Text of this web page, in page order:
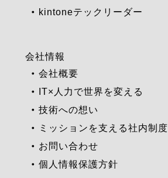
kintoneテックリーダー
会社情報
会社概要
IT×人力で世界を変える
技術への想い
ミッションを支える社内制度
お問い合わせ
個人情報保護方針